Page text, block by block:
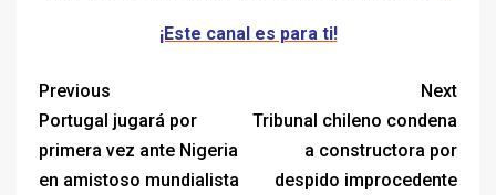
¡Este canal es para ti!
Previous
Portugal jugará por
primera vez ante Nigeria
en amistoso mundialista
Next
Tribunal chileno condena
a constructora por
despido improcedente